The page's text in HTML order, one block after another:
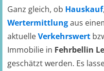
Ganz gleich, ob Hauskauf,
Wertermittlungaus
aktuelleVerkehrswert
Immobilie in Fehrbellin
geschätzt werden. Es